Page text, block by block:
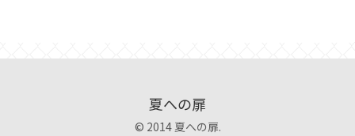
夏への扉
© 2014 夏への扉.